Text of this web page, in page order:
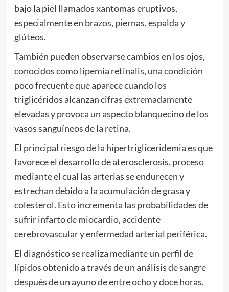
bajo la piel llamados xantomas eruptivos,
especialmente en brazos, piernas, espalda y
glúteos.
También pueden observarse cambios en los ojos,
conocidos como lipemia retinalis, una condición
poco frecuente que aparece cuando los
triglicéridos alcanzan cifras extremadamente
elevadas y provoca un aspecto blanquecino de los
vasos sanguíneos de la retina.
El principal riesgo de la hipertrigliceridemia es que
favorece el desarrollo de aterosclerosis, proceso
mediante el cual las arterias se endurecen y
estrechan debido a la acumulación de grasa y
colesterol. Esto incrementa las probabilidades de
sufrir infarto de miocardio, accidente
cerebrovascular y enfermedad arterial periférica.
El diagnóstico se realiza mediante un perfil de
lípidos obtenido a través de un análisis de sangre
después de un ayuno de entre ocho y doce horas.